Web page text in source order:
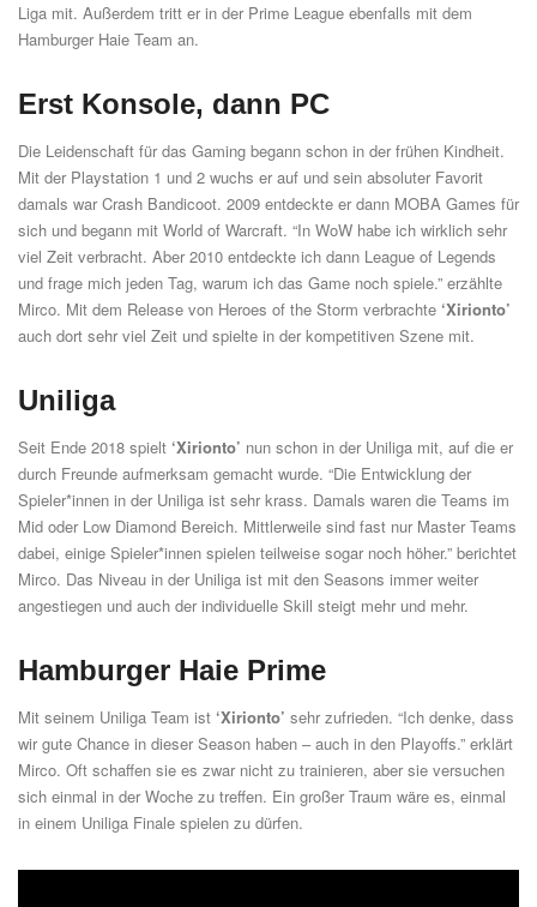
Liga mit. Außerdem tritt er in der Prime League ebenfalls mit dem
Hamburger Haie Team an.
Erst Konsole, dann PC
Die Leidenschaft für das Gaming begann schon in der frühen Kindheit.
Mit der Playstation 1 und 2 wuchs er auf und sein absoluter Favorit
damals war Crash Bandicoot. 2009 entdeckte er dann MOBA Games für
sich und begann mit World of Warcraft. “In WoW habe ich wirklich sehr
viel Zeit verbracht. Aber 2010 entdeckte ich dann League of Legends
und frage mich jeden Tag, warum ich das Game noch spiele.” erzählte
Mirco. Mit dem Release von Heroes of the Storm verbrachte ‘Xirionto’
auch dort sehr viel Zeit und spielte in der kompetitiven Szene mit.
Uniliga
Seit Ende 2018 spielt ‘Xirionto’ nun schon in der Uniliga mit, auf die er
durch Freunde aufmerksam gemacht wurde. “Die Entwicklung der
Spieler*innen in der Uniliga ist sehr krass. Damals waren die Teams im
Mid oder Low Diamond Bereich. Mittlerweile sind fast nur Master Teams
dabei, einige Spieler*innen spielen teilweise sogar noch höher.” berichtet
Mirco. Das Niveau in der Uniliga ist mit den Seasons immer weiter
angestiegen und auch der individuelle Skill steigt mehr und mehr.
Hamburger Haie Prime
Mit seinem Uniliga Team ist ‘Xirionto’ sehr zufrieden. “Ich denke, dass
wir gute Chance in dieser Season haben – auch in den Playoffs.” erklärt
Mirco. Oft schaffen sie es zwar nicht zu trainieren, aber sie versuchen
sich einmal in der Woche zu treffen. Ein großer Traum wäre es, einmal
in einem Uniliga Finale spielen zu dürfen.